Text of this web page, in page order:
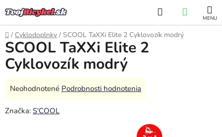
na
obsah
Hľadať
KOŠÍK
Domov
/ Cyklodoplnky / SCOOL TaXXi Elite 2 Cyklovozík modrý
SCOOL TaXXi Elite 2
Cyklovozík modrý
Priemerné
produktu
Neohodnotené Podrobnosti hodnotenia
Značka: S'COOL